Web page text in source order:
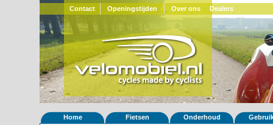
Contact Openingstijden Over ons Dealers
Home Fietsen Onderhoud